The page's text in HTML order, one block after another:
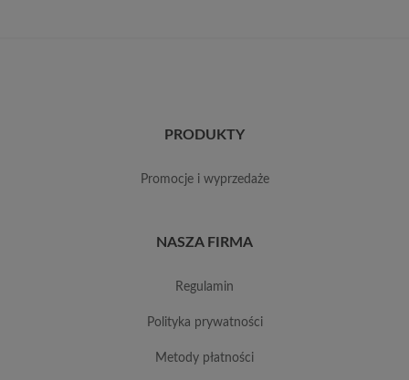
PRODUKTY
promocje i wyprzedaże
NASZA FIRMA
regulamin
polityka prywatności
metody płatności